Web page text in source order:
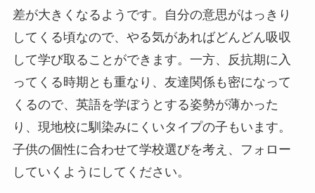
差が大きくなるようです。自分の意思がはっきり
してくる頃なので、やる気があればどんどん吸収
して学び取ることができます。一方、反抗期に入
ってくる時期とも重なり、友達関係も密になって
くるので、英語を学ぼうとする姿勢が薄かった
り、現地校に馴染みにくいタイプの子もいます。
子供の個性に合わせて学校選びを考え、フォロー
していくようにしてください。